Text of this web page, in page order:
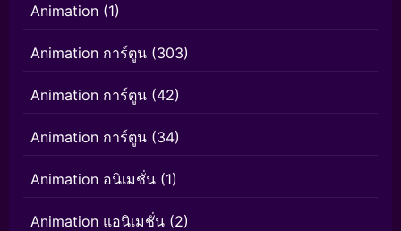
Animation (1)
Animation การ์ตูน (303)
Animation การ์ตูน (42)
Animation การ์ตูน (34)
Animation อนิเมชั่น (1)
Animation แอนิเมชั่น (2)